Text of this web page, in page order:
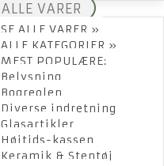
ALLE VARER
SE ALLE VARER »
ALLE KATEGORIER »
MEST POPULÆRE:
Belysning
Bogreolen
Diverse indretning
Glasartikler
Højtids-kassen
Keramik & Stentøj